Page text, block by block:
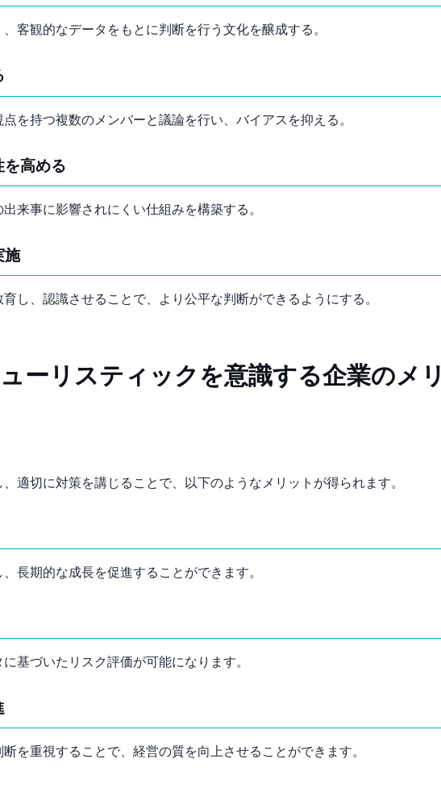
客観的なデータをもとに判断を行う文化を醸成する。
を持つ複数のメンバーと議論を行い、バイアスを抑える。
を高める
来事に影響されにくい仕組みを構築する。
施
し、認識させることで、より公平な判断ができるようにする。
ーリスティックを意識する企業のメリ
適切に対策を講じることで、以下のようなメリットが得られます。
長期的な成長を促進することができます。
基づいたリスク評価が可能になります。
を重視することで、経営の質を向上させることができます。